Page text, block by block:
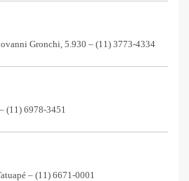
Gronchi, 5.930 – (11) 3773-4334
(11) 6978-3451
– (11) 6671-0001